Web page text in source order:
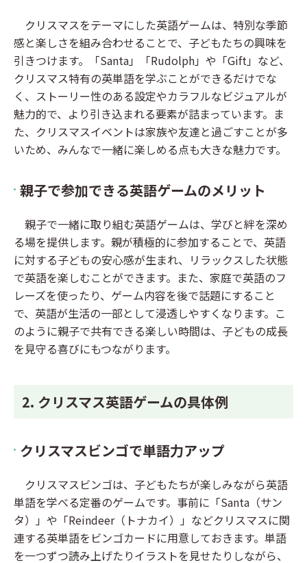
クリスマスをテーマにした英語ゲームは、特別な季節
感と楽しさを組み合わせることで、子どもたちの興味を
引きつけます。「Santa」「Rudolph」や「Gift」など、
クリスマス特有の英単語を学ぶことができるだけでな
く、ストーリー性のある設定やカラフルなビジュアルが
魅力的で、より引き込まれる要素が詰まっています。ま
た、クリスマスイベントは家族や友達と過ごすことが多
いため、みんなで一緒に楽しめる点も大きな魅力です。
親子で参加できる英語ゲームのメリット
親子で一緒に取り組む英語ゲームは、学びと絆を深め
る場を提供します。親が積極的に参加することで、英語
に対する子どもの安心感が生まれ、リラックスした状態
で英語を楽しむことができます。また、家庭で英語のフ
レーズを使ったり、ゲーム内容を後で話題にすること
で、英語が生活の一部として浸透しやすくなります。こ
のように親子で共有できる楽しい時間は、子どもの成長
を見守る喜びにもつながります。
2. クリスマス英語ゲームの具体例
クリスマスビンゴで単語力アップ
クリスマスビンゴは、子どもたちが楽しみながら英語
単語を学べる定番のゲームです。事前に「Santa（サン
タ）」や「Reindeer（トナカイ）」などクリスマスに関
連する英単語をビンゴカードに用意しておきます。単語
を一つずつ読み上げたりイラストを見せたりしながら、